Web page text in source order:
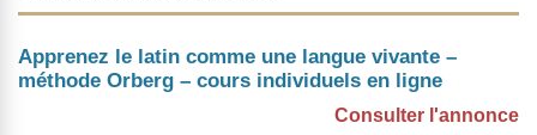
Apprenez le latin comme une langue vivante –
méthode Orberg – cours individuels en ligne
Consulter l'annonce